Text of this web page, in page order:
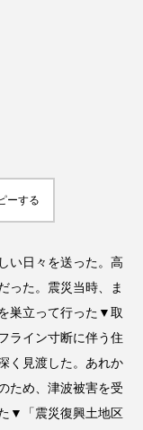
ーする
い日々を送った。高
った。震災当時、ま
巣立って行った▼取
ライン寸断に伴う住
く見渡した。あれか
ため、津波被害を受
▼「震災復興土地区